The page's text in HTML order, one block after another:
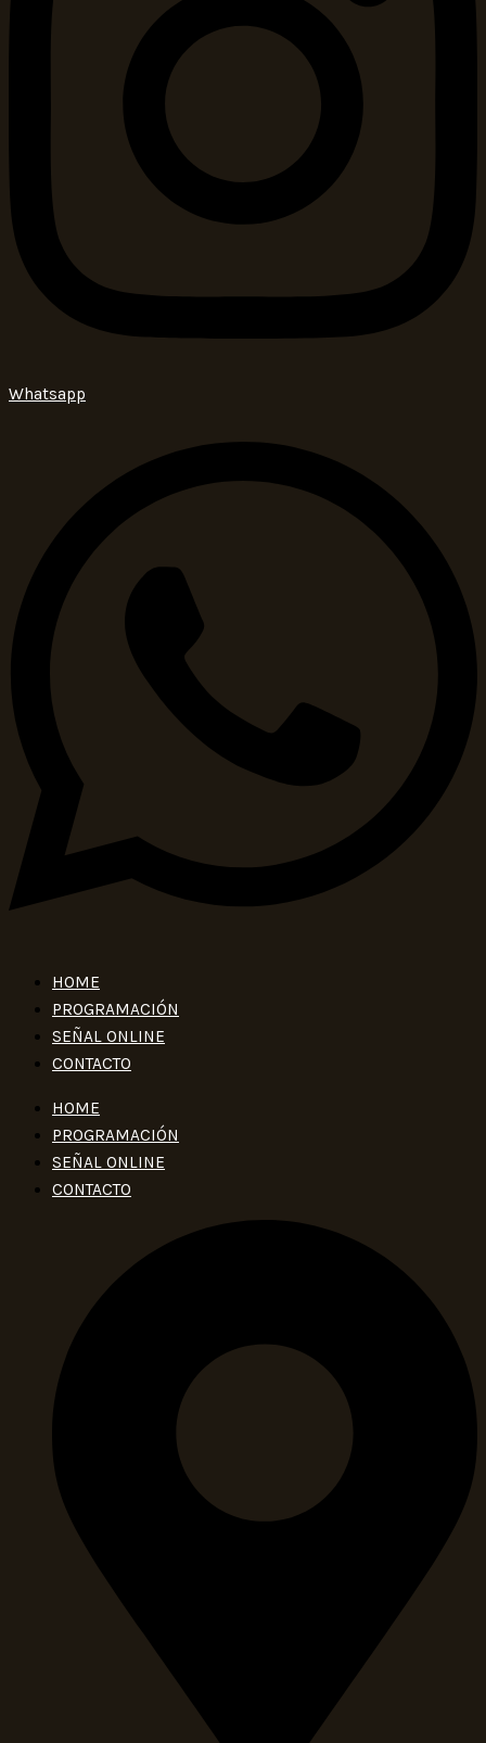
Whatsapp
HOME
PROGRAMACIÓN
SEÑAL ONLINE
CONTACTO
HOME
PROGRAMACIÓN
SEÑAL ONLINE
CONTACTO